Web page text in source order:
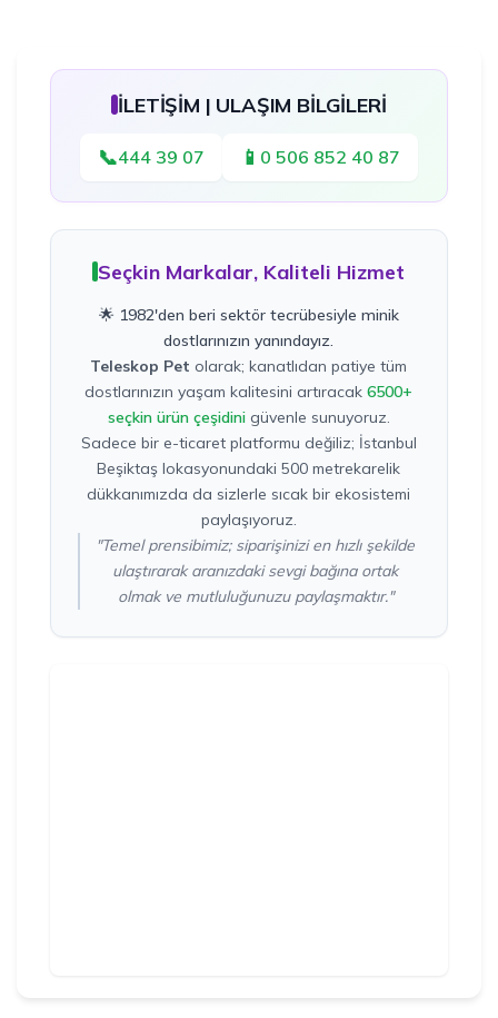
İLETİŞİM | ULAŞIM BİLGİLERİ
📞444 39 07 📱 0 506 852 40 87
Seçkin Markalar, Kaliteli Hizmet
🌟 1982'den beri sektör tecrübesiyle minik
dostlarınızın yanındayız.
Teleskop Pet olarak; kanatlıdan patiye tüm
dostlarınızın yaşam kalitesini artıracak6500+
seçkin ürün çeşidinigüvenle sunuyoruz.
Sadece bir e-ticaret platformu değiliz; İstanbul
Beşiktaş lokasyonundaki 500 metrekarelik
dükkanımızda da sizlerle sıcak bir ekosistemi
paylaşıyoruz.
"Temel prensibimiz; siparişinizi en hızlı şekilde
ulaştırarak aranızdaki sevgi bağına ortak
olmak ve mutluluğunuzu paylaşmaktır."